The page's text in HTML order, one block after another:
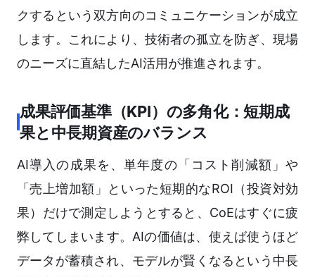
クするという双方向のコミュニケーションが成立
します。これにより、技術者の孤立を防ぎ、現場
のニーズに直結したAI活用が推進されます。
成果評価基準（KPI）の多角化：短期成
果と中長期資産のバランス
AI導入の成果を、単年度の「コスト削減額」や
「売上増加額」といった短期的なROI（投資対効
果）だけで測定しようとすると、CoEはすぐに疲
弊してしまいます。AIの価値は、使えば使うほど
データが蓄積され、モデルが賢くなるという中長